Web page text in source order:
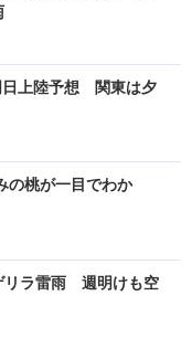
日上陸予想 関東は夕
の桃が一目でわか
リラ雷雨 週明けも空